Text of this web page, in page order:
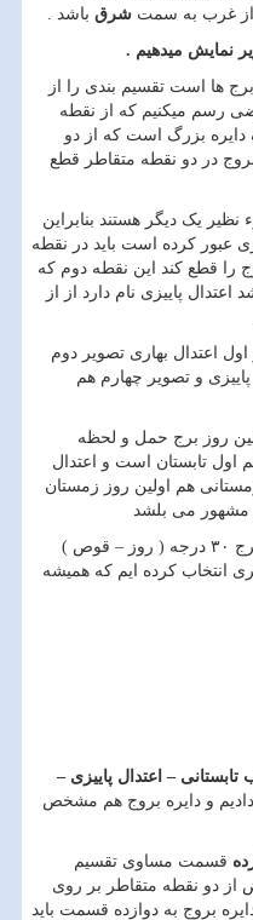
از غرب به سمت شرق باشد .
نمایش میدهیم .
ها است تقسیم بندی را از
رسم میکنیم که از نقطه
دایره بزرگ است که از دو
در دو نقطه متقاطر قطع
یک دیگر هستند بنابراین
عبور کرده است باید در نقطه
را قطع کند این نقطه دوم که
پاییزی نام دارد از از
اعتدال بهاری تصویر دوم
و تصویر چهارم هم
روز برج حمل و لحظه
اول تابستان است و اعتدال
هم اولین روز زمستان
مشهور می بلشد
دوازده ماه ( برج ) نقسیم میکنیم هر برج ۳۰ درجه ( روز – قوص )
انتخاب کرده ایم که همیشه
تابستانی – اعتدال پاییزی –
و دایره بروج هم مشخص
قسمت مساوی تقسیم
از دو نقطه متقاطر بر روی
بروج به دوازده قسمت باید